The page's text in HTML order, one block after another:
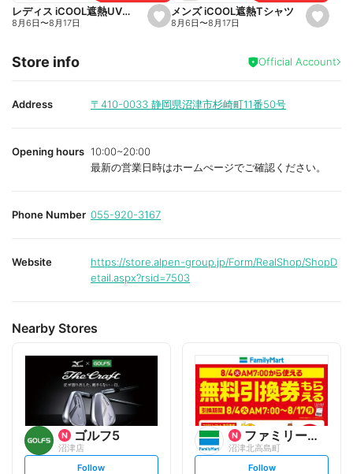
e
e
s
e
i
t
レディス iCOOL遮熱UVカットTシャツ
8月6日〜8月17日
s
e
a
メンズ iCOOL遮熱Tシャツ
8月6日〜8月17日
Store info Official Account
Address 〒410-0033 静岡県沼津市杉崎町11番50号
Opening hours 10:00~20:00
最新の営業日時はホームぺージでご確認ください。
Phone Number 055-920-3167
Website
https://store.alpen-group.jp/Form/RealShop/ShopD
etail.aspx?rsid=7503
Nearby Stores
ゴルフ5
沼津店
s
Follow
ファミリーマート
沼津北高島町
s
Follow